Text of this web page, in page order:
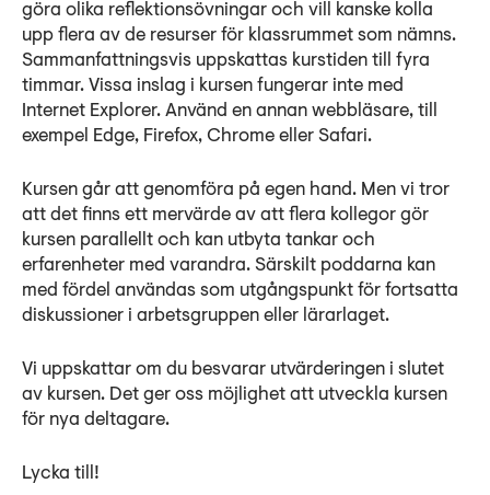
göra olika reflektionsövningar och vill kanske kolla
upp flera av de resurser för klassrummet som nämns.
Sammanfattningsvis uppskattas kurstiden till fyra
timmar. Vissa inslag i kursen fungerar inte med
Internet Explorer. Använd en annan webbläsare, till
exempel Edge, Firefox, Chrome eller Safari.
Kursen går att genomföra på egen hand. Men vi tror
att det finns ett mervärde av att flera kollegor gör
kursen parallellt och kan utbyta tankar och
erfarenheter med varandra. Särskilt poddarna kan
med fördel användas som utgångspunkt för fortsatta
diskussioner i arbetsgruppen eller lärarlaget.
Vi uppskattar om du besvarar utvärderingen i slutet
av kursen. Det ger oss möjlighet att utveckla kursen
för nya deltagare.
Lycka till!